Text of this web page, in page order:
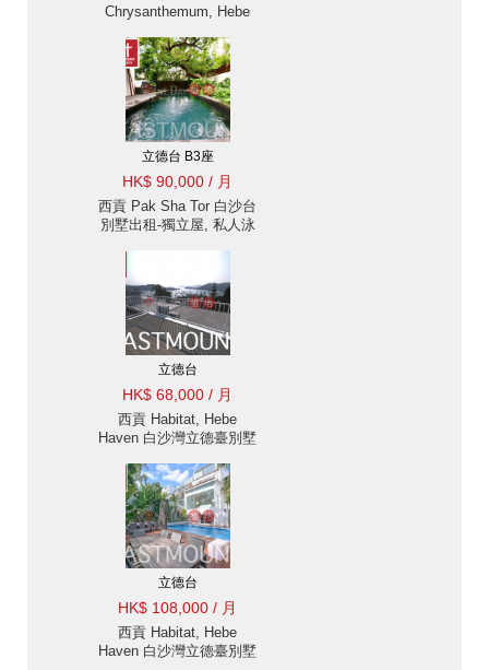
Chrysanthemum, Hebe
出售及出租-海景, 高樓底
出租單位
立德台 B3座
HK$ 90,000 / 月
西貢 Pak Sha Tor 白沙台
別墅出租-獨立屋, 私人泳
立德台
HK$ 68,000 / 月
西貢 Habitat, Hebe
Haven 白沙灣立德臺別墅
Eastmount Property 東
豪地產 ID:255立德台出
售單位
立德台
HK$ 108,000 / 月
西貢 Habitat, Hebe
Haven 白沙灣立德臺別墅